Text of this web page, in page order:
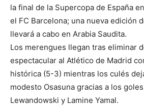
la final de la Supercopa de España
el FC Barcelona; una nueva edición
llevará a cabo en Arabia Saudita.
Los merengues llegan tras eliminar
espectacular al Atlético de Madrid
histórica (5-3) mientras los culés
modesto Osasuna gracias a los
Lewandowski y Lamine Yamal.